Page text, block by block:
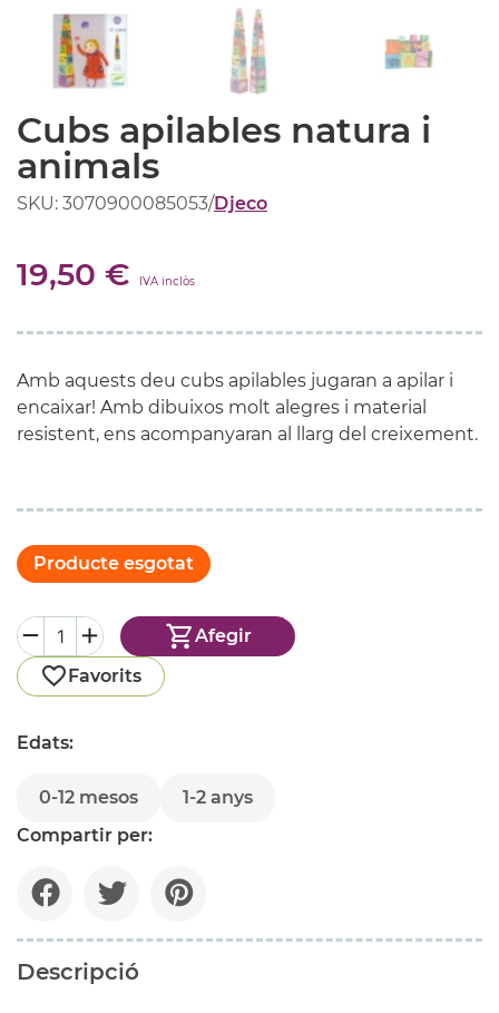
Cubs apilables natura i
animals
SKU: 3070900085053/Djeco
19,50 € IVA inclòs
Amb aquests deu cubs apilables jugaran a apilar i
encaixar! Amb dibuixos molt alegres i material
resistent, ens acompanyaran al llarg del creixement.
Producte esgotat
Afegir
Favorits
Edats:
0-12 mesos
1-2 anys
Compartir per:
Descripció